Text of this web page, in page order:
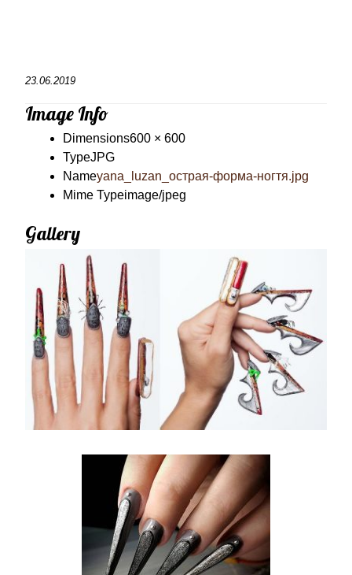
23.06.2019
Image Info
Dimensions600 × 600
TypeJPG
Nameyana_luzan_острая-форма-ногтя.jpg
Mime Typeimage/jpeg
Gallery